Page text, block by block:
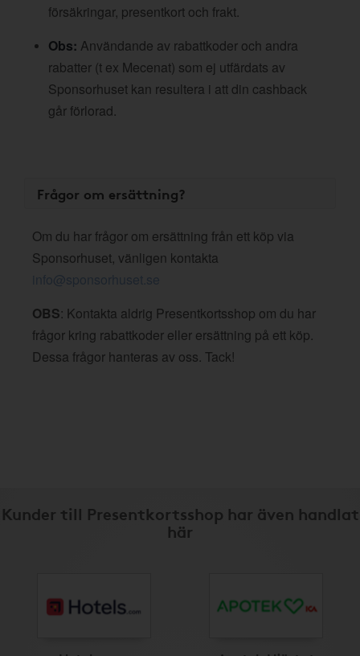
försäkringar, presentkort och frakt.
Obs: Användande av rabattkoder och andra
rabatter (t ex Mecenat) som ej utfärdats av
Sponsorhuset kan resultera i att din cashback
går förlorad.
Frågor om ersättning?
Om du har frågor om ersättning från ett köp via
Sponsorhuset, vänligen kontakta
info@sponsorhuset.se
OBS: Kontakta aldrig Presentkortsshop om du har
frågor kring rabattkoder eller ersättning på ett köp.
Dessa frågor hanteras av oss. Tack!
Kunder till Presentkortsshop har även handlat
här